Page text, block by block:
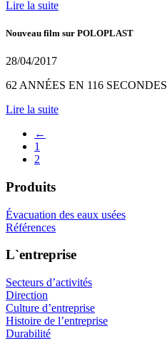
Lire la suite
Nouveau film sur POLOPLAST
28/04/2017
62 ANNÉES EN 116 SECONDES
Lire la suite
←
1
2
Produits
Évacuation des eaux usées
Références
L`entreprise
Secteurs d’activités
Direction
Culture d’entreprise
Histoire de l’entreprise
Durabilité